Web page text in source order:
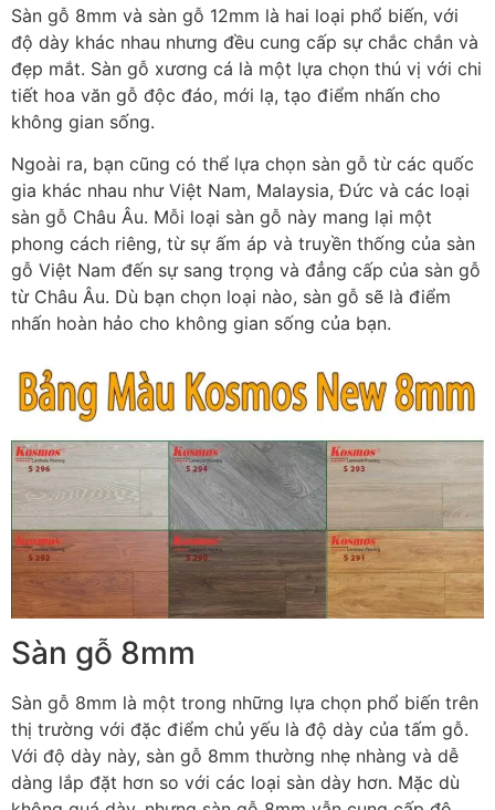
Sàn gỗ 8mm và sàn gỗ 12mm là hai loại phổ biến, với
độ dày khác nhau nhưng đều cung cấp sự chắc chắn và
đẹp mắt. Sàn gỗ xương cá là một lựa chọn thú vị với chi
tiết hoa văn gỗ độc đáo, mới lạ, tạo điểm nhấn cho
không gian sống.
Ngoài ra, bạn cũng có thể lựa chọn sàn gỗ từ các quốc
gia khác nhau như Việt Nam, Malaysia, Đức và các loại
sàn gỗ Châu Âu. Mỗi loại sàn gỗ này mang lại một
phong cách riêng, từ sự ấm áp và truyền thống của sàn
gỗ Việt Nam đến sự sang trọng và đẳng cấp của sàn gỗ
từ Châu Âu. Dù bạn chọn loại nào, sàn gỗ sẽ là điểm
nhấn hoàn hảo cho không gian sống của bạn.
Sàn gỗ 8mm
Sàn gỗ 8mm là một trong những lựa chọn phổ biến trên
thị trường với đặc điểm chủ yếu là độ dày của tấm gỗ.
Với độ dày này, sàn gỗ 8mm thường nhẹ nhàng và dễ
dàng lắp đặt hơn so với các loại sàn dày hơn. Mặc dù